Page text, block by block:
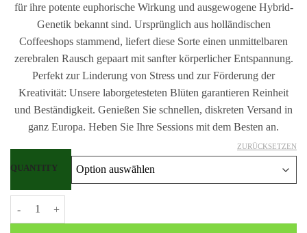
für ihre potente euphorische Wirkung und ausgewogene Hybrid-
Genetik bekannt sind. Ursprünglich aus holländischen
Coffeeshops stammend, liefert diese Sorte einen unmittelbaren
zerebralen Rausch gepaart mit sanfter körperlicher Entspannung.
Perfekt zur Linderung von Stress und zur Förderung der
Kreativität: Unsere laborgetesteten Blüten garantieren Reinheit
und Beständigkeit. Genießen Sie schnellen, diskreten Versand in
ganz Europa. Heben Sie Ihre Sessions mit dem Besten an.
QUANTITY
ZURÜCKSETZEN
White Widow Strain kaufen Menge